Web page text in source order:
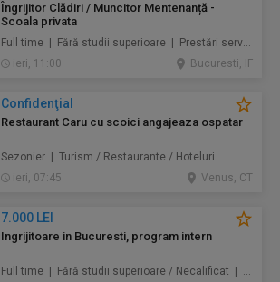
Îngrijitor Clădiri / Muncitor Mentenanță -
Scoala privata
Full time | Fără studii superioare | Prestări servicii / Mentenanță / Instalații / Construcţii / Amenajări
ieri, 11:00
Bucuresti, IF
Confidenţial
Restaurant Caru cu scoici angajeaza ospatar
Sezonier | Turism / Restaurante / Hoteluri
ieri, 07:45
Venus, CT
7.000 LEI
Ingrijitoare in Bucuresti, program intern
Full time | Fără studii superioare / Necalificat | Au pair / Babysitter / Curăţenie / Prestări servicii